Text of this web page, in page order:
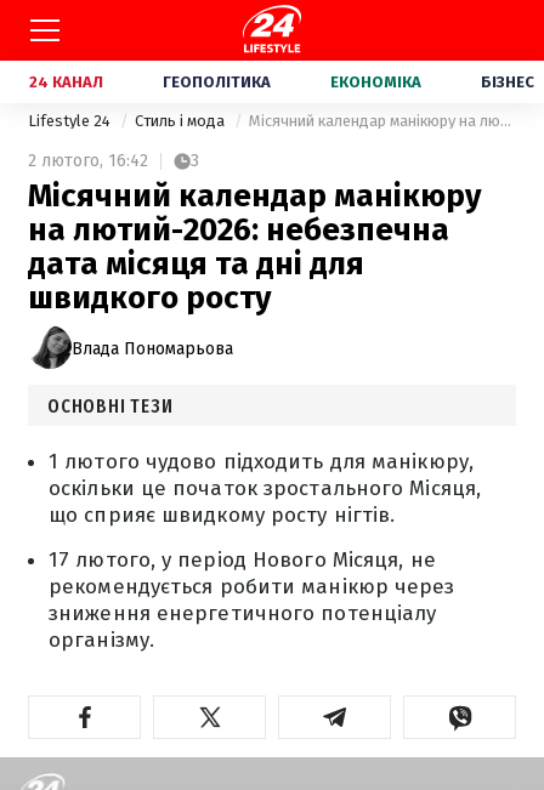
24 КАНАЛ ГЕОПОЛІТИКА ЕКОНОМІКА БІЗНЕС
Lifestyle 24 Стиль і мода Місячний календар манікюру на лютий-2026: небезпечна дата місяця та дні для швидкого росту
2 лютого, 16:42 3
Місячний календар манікюру
на лютий-2026: небезпечна
дата місяця та дні для
швидкого росту
Влада Пономарьова
ОСНОВНІ ТЕЗИ
1 лютого чудово підходить для манікюру,
оскільки це початок зростального Місяця,
що сприяє швидкому росту нігтів.
17 лютого, у період Нового Місяця, не
рекомендується робити манікюр через
зниження енергетичного потенціалу
організму.